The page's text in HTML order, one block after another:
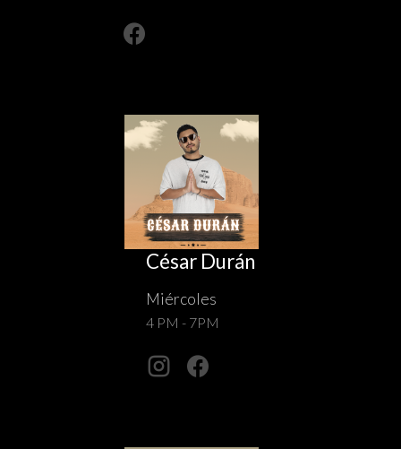
César Durán
Miércoles
4 PM - 7PM